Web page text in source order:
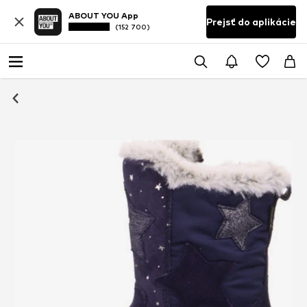
ABOUT YOU App
(152 700) Prejsť do aplikácie